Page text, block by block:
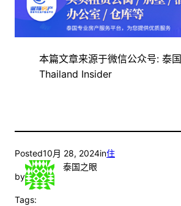
本篇文章来源于微信公众号: 泰
Thailand Insider
Posted10月 28, 2024in住
by
泰国之眼
Tags: